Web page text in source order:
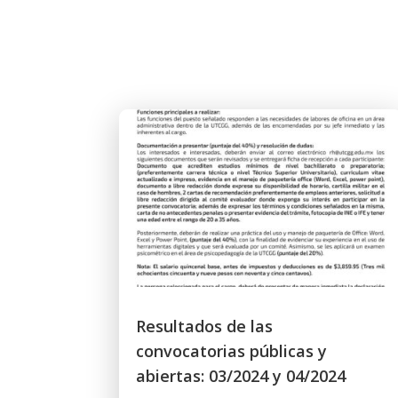
Resultados de las
convocatorias públicas y
abiertas: 03/2024 y 04/2024